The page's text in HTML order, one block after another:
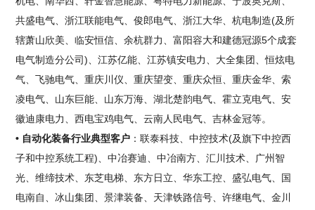
共盛电气、浙江联能电气、俊郎电气、浙江大华、杭电制造(及所
辖萧山欣美、临安恒信、余杭群力、富阳容大和建德冠源5个成套
电气制造分公司)、江苏亿能、江苏镇安电力、大全集团、恒炫电
气、飞驰电气、重庆川仪、重庆望变、重庆众恒、重庆金华、索
凌电气、山东巨能、山东万海、湖北楚韵电气、霍立克电气、安
徽迪康电力、西电宝鸡电气、云南人民电气、吉林金冠等。
• 自动化装备行业典型客户 ：联泰科技、中控技术(及旗下中控西
子和中控系统工程)、中冶赛迪、中冶南方、汇川技术、广州智
光、维缔技术、东芝电梯、东方日立、华东工控、盛弘电气、国
电南自、冰山集团、景津装备、天津铁路信号、许继电气、金川